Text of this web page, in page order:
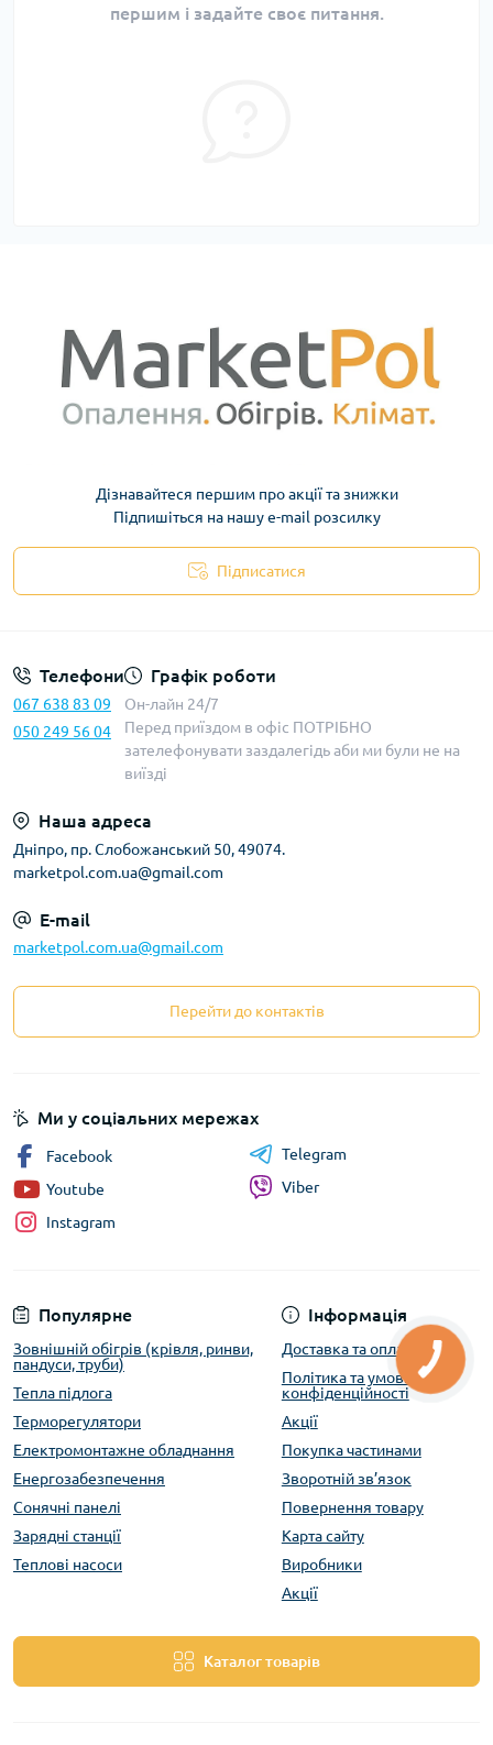
першим і задайте своє питання.
Дізнавайтеся першим про акції та знижки
Підпишіться на нашу e-mail розсилку
Підписатися
Телефони
067 638 83 09
050 249 56 04
Графік роботи
Он-лайн 24/7
Перед приїздом в офіс ПОТРІБНО
зателефонувати заздалегідь аби ми були не на
виїзді
Наша адреса
Дніпро, пр. Слобожанський 50, 49074.
marketpol.com.ua@gmail.com
E-mail
marketpol.com.ua@gmail.com
Перейти до контактів
Популярне
Зовнішній обігрів (крівля, ринви,
пандуси, труби)
Тепла підлога
Терморегулятори
Електромонтажне обладнання
Енергозабезпечення
Сонячні панелі
Зарядні станції
Теплові насоси
Інформація
Доставка та оплата
Політика та умови
конфіденційності
Акції
Покупка частинами
Зворотній зв’язок
Повернення товару
Карта сайту
Виробники
Акції
Каталог товарів
Ми у соціальних мережах
Facebook
Youtube
Instagram
Telegram
Viber